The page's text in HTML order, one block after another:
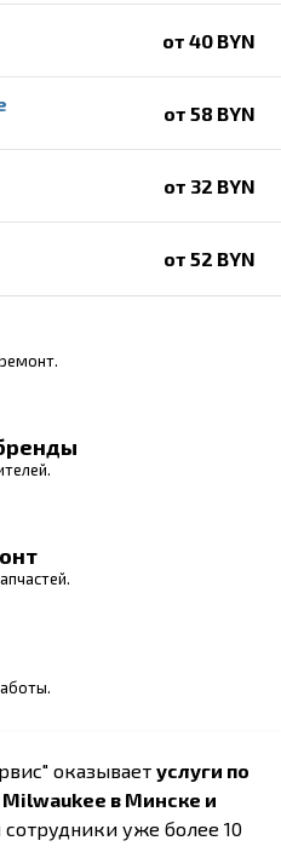
от 40 BYN
от 58 BYN
от 32 BYN
от 52 BYN
оказывает услуги по
Milwaukee в Минске и
уже более 10